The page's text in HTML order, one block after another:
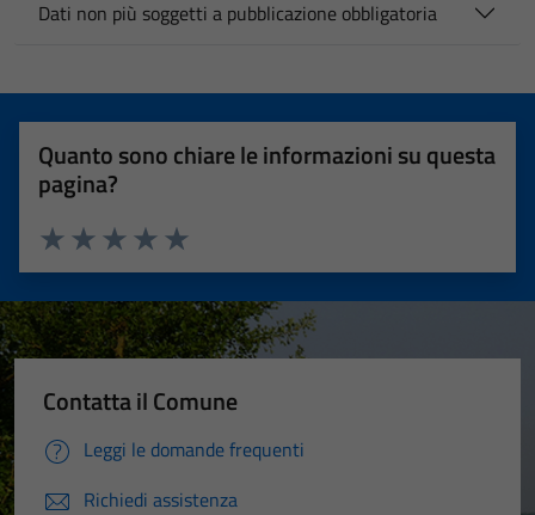
Dati non più soggetti a pubblicazione obbligatoria
Quanto sono chiare le informazioni su questa
pagina?
Valuta 5 stelle su 5
Valuta 4 stelle su 5
Valuta 3 stelle su 5
Valuta 2 stelle su 5
Valuta 1 stelle su 5
Contatta il Comune
Leggi le domande frequenti
Richiedi assistenza